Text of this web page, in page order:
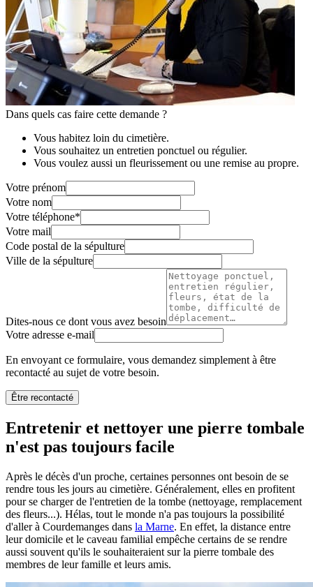
Dans quels cas faire cette demande ?
Vous habitez loin du cimetière.
Vous souhaitez un entretien ponctuel ou régulier.
Vous voulez aussi un fleurissement ou une remise au propre.
Votre prénom
Votre nom
Votre téléphone*
Votre mail
Code postal de la sépulture
Ville de la sépulture
Dites-nous ce dont vous avez besoin
Votre adresse e-mail
En envoyant ce formulaire, vous demandez simplement à être
recontacté au sujet de votre besoin.
Être recontacté
Entretenir et nettoyer une pierre tombale
n'est pas toujours facile
Après le décès d'un proche, certaines personnes ont besoin de se
rendre tous les jours au cimetière. Généralement, elles en profitent
pour se charger de l'entretien de la tombe (nettoyage, remplacement
des fleurs...). Hélas, tout le monde n'a pas toujours la possibilité
d'aller à Courdemanges dans la Marne. En effet, la distance entre
leur domicile et le caveau familial empêche certains de se rendre
aussi souvent qu'ils le souhaiteraient sur la pierre tombale des
membres de leur famille et leurs amis.